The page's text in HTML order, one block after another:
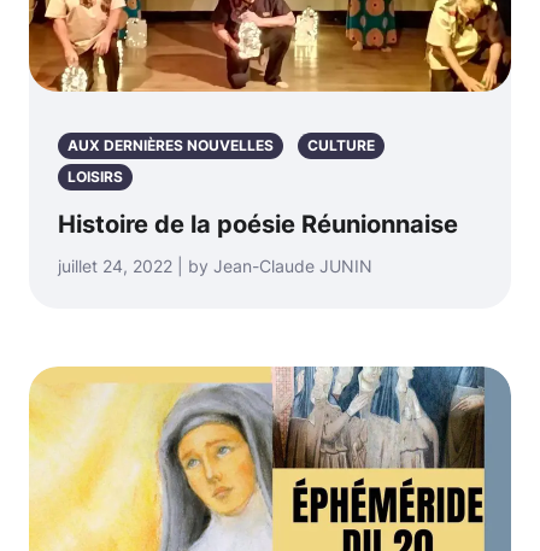
AUX DERNIÈRES NOUVELLES
CULTURE
LOISIRS
Histoire de la poésie Réunionnaise
juillet 24, 2022 | by Jean-Claude JUNIN